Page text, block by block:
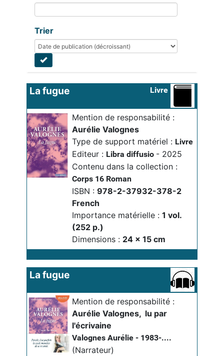
Trier
La fugue Livre
Mention de responsabilité :
Aurélie Valognes
Type de support matériel : Livre
Editeur : Libra diffusio - 2025
Contenu dans la collection :
Corps 16 Roman
ISBN : 978-2-37932-378-2
French
Importance matérielle : 1 vol.
(252 p.)
Dimensions : 24 x 15 cm
La fugue
Livre audio
Mention de responsabilité :
Aurélie Valognes, lu par
l'écrivaine
Valognes Aurélie - 1983-....
(Narrateur)